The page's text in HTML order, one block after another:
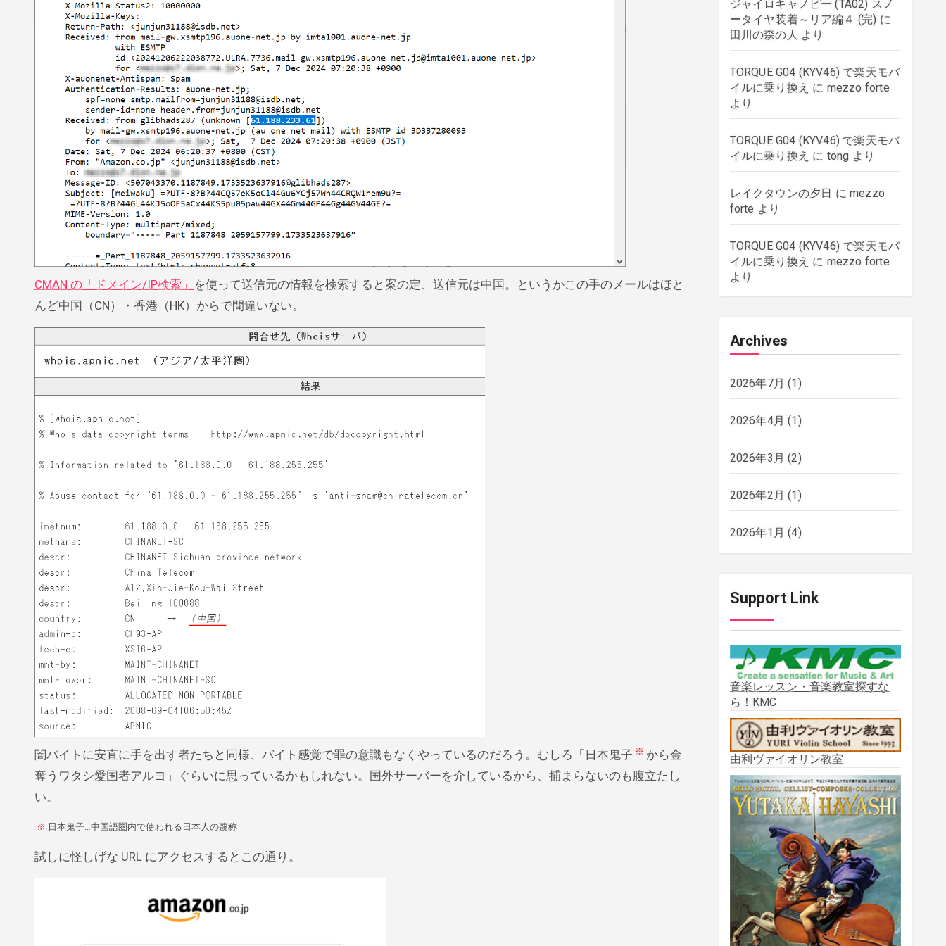
CMAN の「ドメイン/IP検索」 を使って送信元の情報を検索すると案の定、送信元は中国。というかこの手のメールはほと
んど中国（CN）・香港（HK）からで間違いない。
闇バイトに安直に手を出す者たちと同様、バイト感覚で罪の意識もなくやっているのだろう。むしろ「日本鬼子 ※ から金
奪うワタシ愛国者アルヨ」ぐらいに思っているかもしれない。国外サーバーを介しているから、捕まらないのも腹立たし
い。
※ 日本鬼子…中国語圏内で使われる日本人の蔑称
試しに怪しげな URL にアクセスするとこの通り。
ジャイロキャノピー (TA02) スノ
ータイヤ装着～リア編４ (完) に
田川の森の人 より
TORQUE G04 (KYV46) で楽天モバ
イルに乗り換え に mezzo forte
より
TORQUE G04 (KYV46) で楽天モバ
イルに乗り換え に tong より
レイクタウンの夕日 に mezzo
forte より
TORQUE G04 (KYV46) で楽天モバ
イルに乗り換え に mezzo forte
より
Archives
2026年7月 (1)
2026年4月 (1)
2026年3月 (2)
2026年2月 (1)
2026年1月 (4)
2025年11月(2)
2025年10月(2)
2025年9月(3)
2025年8月(5)
2025年7月(3)
2025年6月(1)
2025年5月(5)
2025年3月(1)
2025年2月(1)
2025年1月(3)
Support Link
音楽レッスン・音楽教室探すな
ら！KMC
由利ヴァイオリン教室